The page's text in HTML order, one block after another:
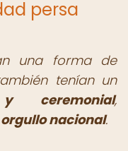
persa
una forma de
tenían un
ceremonial,
orgullo nacional.